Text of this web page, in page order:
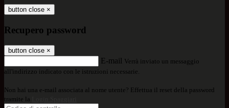
button close ×
Recupero password
button close ×
E-mail Verrà inviato un messaggio
all'indirizzo indicato con le istruzioni necessarie.
Non hai una e-mail associata al nome utente? Effettua il reset della password
tramite la